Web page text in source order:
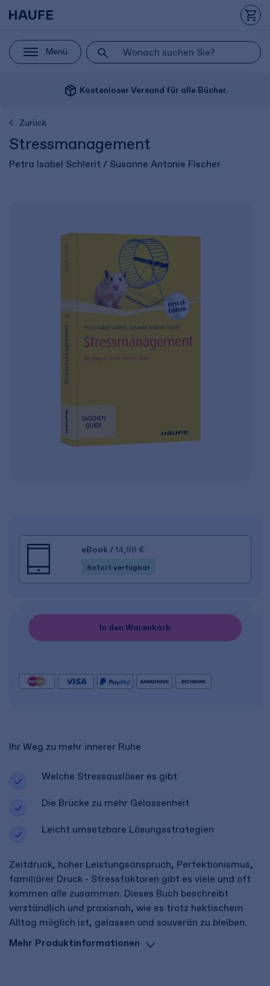
Menü
package_2 Kostenloser Versand für alle Bücher.
Zurück
Stressmanagement
Petra Isabel Schlerit / Susanne Antonie Fischer
Ihr Weg zu mehr innerer Ruhe
Welche Stressauslöser es gibt
Die Brücke zu mehr Gelassenheit
Leicht umsetzbare Lösungsstrategien
Zeitdruck, hoher Leistungsanspruch, Perfektionismus,
familiärer Druck - Stressfaktoren gibt es viele und oft
kommen alle zusammen. Dieses Buch beschreibt
verständlich und praxisnah, wie es trotz hektischem
Alltag möglich ist, gelassen und souverän zu bleiben.
Mehr Produktinformationen
eBook / 14,99 €
Sofort verfügbar
In den Warenkorb